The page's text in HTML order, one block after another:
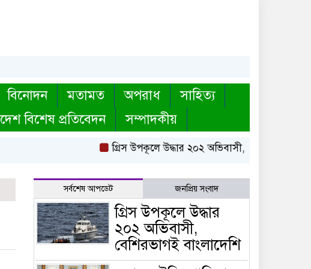
বিনোদন মতামত অপরাধ
সাহিত্য
বিশেষ প্রতিবেদন সম্পাদকীয়
গ্রিস উপকূলে উদ্ধার ২০২ অভিবাসী, বেশিরভাগই
সর্বশেষ আপডেট জনপ্রিয় সংবাদ
গ্রিস উপকূলে উদ্ধার
২০২ অভিবাসী,
বেশিরভাগই বাংলাদেশি